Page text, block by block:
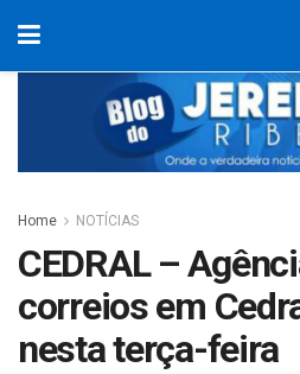
Home NOTÍCIAS
CEDRAL –
correios em
nesta terça-feira